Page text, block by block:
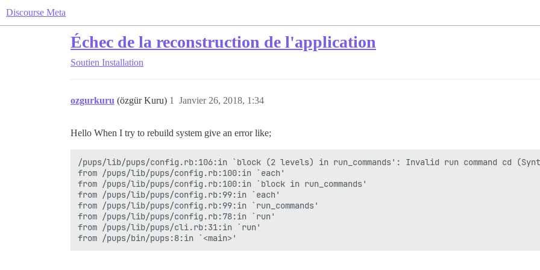
Discourse Meta
Échec de la reconstruction de l'application
Soutien Installation
ozgurkuru (özgür Kuru) Janvier 26, 2018, 1:34
1
Hello When I try to rebuild system give an error like;
/pups/lib/pups/config.rb:106:in `block (2 levels) in run_commands': Invalid run command cd
from /pups/lib/pups/config.rb:100:in `each'
from /pups/lib/pups/config.rb:100:in `block in run_commands'
from /pups/lib/pups/config.rb:99:in `each'
from /pups/lib/pups/config.rb:99:in `run_commands'
from /pups/lib/pups/config.rb:78:in `run'
from /pups/lib/pups/cli.rb:31:in `run'